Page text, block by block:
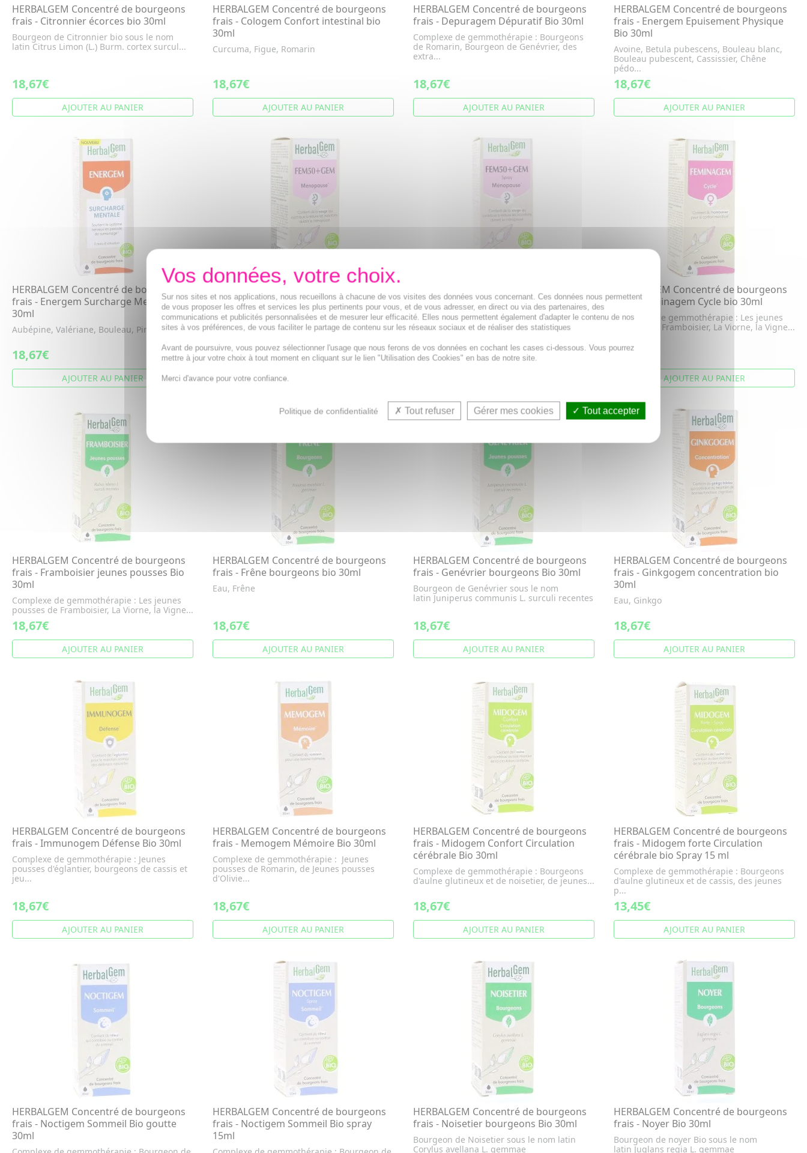
HERBALGEM Concentré de bourgeons
frais - Citronnier écorces bio 30ml
Bourgeon de Citronnier bio sous le nom
latin Citrus Limon (L.) Burm. cortex surcul...
18,67€
AJOUTER AU PANIER
HERBALGEM Concentré de bourgeons
frais - Cologem Confort intestinal bio
30ml
Curcuma, Figue, Romarin
18,67€
AJOUTER AU PANIER
HERBALGEM Concentré de bourgeons
frais - Depuragem Dépuratif Bio 30ml
Complexe de gemmothérapie : Bourgeons
de Romarin, Bourgeon de Genévrier, des
extra...
18,67€
AJOUTER AU PANIER
HERBALGEM Concentré de bourgeons
frais - Energem Epuisement Physique
Bio 30ml
Avoine, Betula pubescens, Bouleau blanc,
Bouleau pubescent, Cassissier, Chêne
pédo...
18,67€
AJOUTER AU PANIER
HERBALGEM Concentré de bourgeons
frais - Energem Surcharge Mentale bio
30ml
Aubépine, Valériane, Bouleau, Pin sylvestre
18,67€
AJOUTER AU PANIER
HERBALGEM Concentré de bourgeons
frais - Fem50 +Gem Ménopause Bio
30ml
Complexe de gemmothérapie : L'Airelle, Le
18,67€
AJOUTER AU PANIER
frais - Fem50 +Gem Ménopause Bio
spray 15ml
Complexe quatre bourgeons et une teinture
13,45€
HERBALGEM Concentré de bourgeons
frais - Feminagem Cycle bio 30ml
Complexe de gemmothérapie : Les jeunes
pousses de Framboisier, La Viorne, la Vigne...
18,67€
AJOUTER AU PANIER
HERBALGEM Concentré de bourgeons
frais - Framboisier jeunes pousses Bio
30ml
Complexe de gemmothérapie : Les jeunes
pousses de Framboisier, La Viorne, la Vigne...
18,67€
AJOUTER AU PANIER
HERBALGEM Concentré de bourgeons
frais - Frêne bourgeons bio 30ml
Eau, Frêne
18,67€
AJOUTER AU PANIER
HERBALGEM Concentré de bourgeons
frais - Genévrier bourgeons Bio 30ml
Bourgeon de Genévrier sous le nom
latin Juniperus communis L. surculi recentes
18,67€
AJOUTER AU PANIER
HERBALGEM Concentré de bourgeons
frais - Ginkgogem concentration bio
30ml
Eau, Ginkgo
18,67€
AJOUTER AU PANIER
HERBALGEM Concentré de bourgeons
frais - Immunogem Défense Bio 30ml
Complexe de gemmothérapie : Jeunes
pousses d'églantier, bourgeons de cassis et
jeu...
18,67€
AJOUTER AU PANIER
HERBALGEM Concentré de bourgeons
frais - Memogem Mémoire Bio 30ml
Complexe de gemmothérapie : Jeunes
pousses de Romarin, de Jeunes pousses
d'Olivie...
18,67€
AJOUTER AU PANIER
HERBALGEM Concentré de bourgeons
frais - Midogem Confort Circulation
cérébrale Bio 30ml
Complexe de gemmothérapie : Bourgeons
d'aulne glutineux et de noisetier, de jeunes...
18,67€
AJOUTER AU PANIER
HERBALGEM Concentré de bourgeons
frais - Midogem forte Circulation
cérébrale bio Spray 15 ml
Complexe de gemmothérapie : Bourgeons
d'aulne glutineux et de cassis, des jeunes
p...
13,45€
AJOUTER AU PANIER
HERBALGEM Concentré de bourgeons
frais - Noctigem Sommeil Bio goutte
30ml
HERBALGEM Concentré de bourgeons
frais - Noctigem Sommeil Bio spray
15ml
HERBALGEM Concentré de bourgeons
frais - Noisetier bourgeons Bio 30ml
Bourgeon de Noisetier sous le nom latin
Corylus avellana L. gemmae
HERBALGEM Concentré de bourgeons
frais - Noyer Bio 30ml
Bourgeon de noyer Bio sous le nom
latin Juglans regia L. gemmae
Sur nos sites et nos applications, nous recueillons à chacune de vos visites des données vous concernant. Ces données nous permettent
de vous proposer les offres et services les plus pertinents pour vous, et de vous adresser, en direct ou via des partenaires, des
communications et publicités personnalisées et de mesurer leur efficacité. Elles nous permettent également d'adapter le contenu de nos
sites à vos préférences, de vous faciliter le partage de contenu sur les réseaux sociaux et de réaliser des statistiques
Avant de poursuivre, vous pouvez sélectionner l'usage que nous ferons de vos données en cochant les cases ci-dessous. Vous pourrez
mettre à jour votre choix à tout moment en cliquant sur le lien "Utilisation des Cookies" en bas de notre site.
Merci d'avance pour votre confiance.
Politique de confidentialité Tout refuser Gérer mes cookies Tout accepter